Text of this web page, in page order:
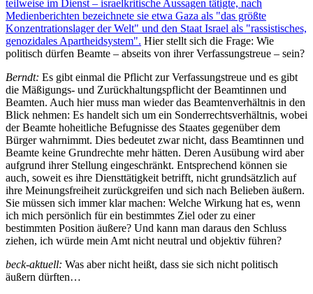
teilweise im Dienst – israelkritische Aussagen tätigte, nach
Medienberichten bezeichnete sie etwa Gaza als "das größte
Konzentrationslager der Welt" und den Staat Israel als "rassistisches,
genozidales Apartheidsystem". Hier stellt sich die Frage: Wie
politisch dürfen Beamte – abseits von ihrer Verfassungstreue – sein?
Berndt: Es gibt einmal die Pflicht zur Verfassungstreue und es gibt
die Mäßigungs- und Zurückhaltungspflicht der Beamtinnen und
Beamten. Auch hier muss man wieder das Beamtenverhältnis in den
Blick nehmen: Es handelt sich um ein Sonderrechtsverhältnis, wobei
der Beamte hoheitliche Befugnisse des Staates gegenüber dem
Bürger wahrnimmt. Dies bedeutet zwar nicht, dass Beamtinnen und
Beamte keine Grundrechte mehr hätten. Deren Ausübung wird aber
aufgrund ihrer Stellung eingeschränkt. Entsprechend können sie
auch, soweit es ihre Diensttätigkeit betrifft, nicht grundsätzlich auf
ihre Meinungsfreiheit zurückgreifen und sich nach Belieben äußern.
Sie müssen sich immer klar machen: Welche Wirkung hat es, wenn
ich mich persönlich für ein bestimmtes Ziel oder zu einer
bestimmten Position äußere? Und kann man daraus den Schluss
ziehen, ich würde mein Amt nicht neutral und objektiv führen?
beck-aktuell: Was aber nicht heißt, dass sie sich nicht politisch
äußern dürften…